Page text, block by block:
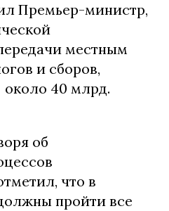
Премьер-министр,
местным
и сборов,
40 млрд.
об
что в
пройти все